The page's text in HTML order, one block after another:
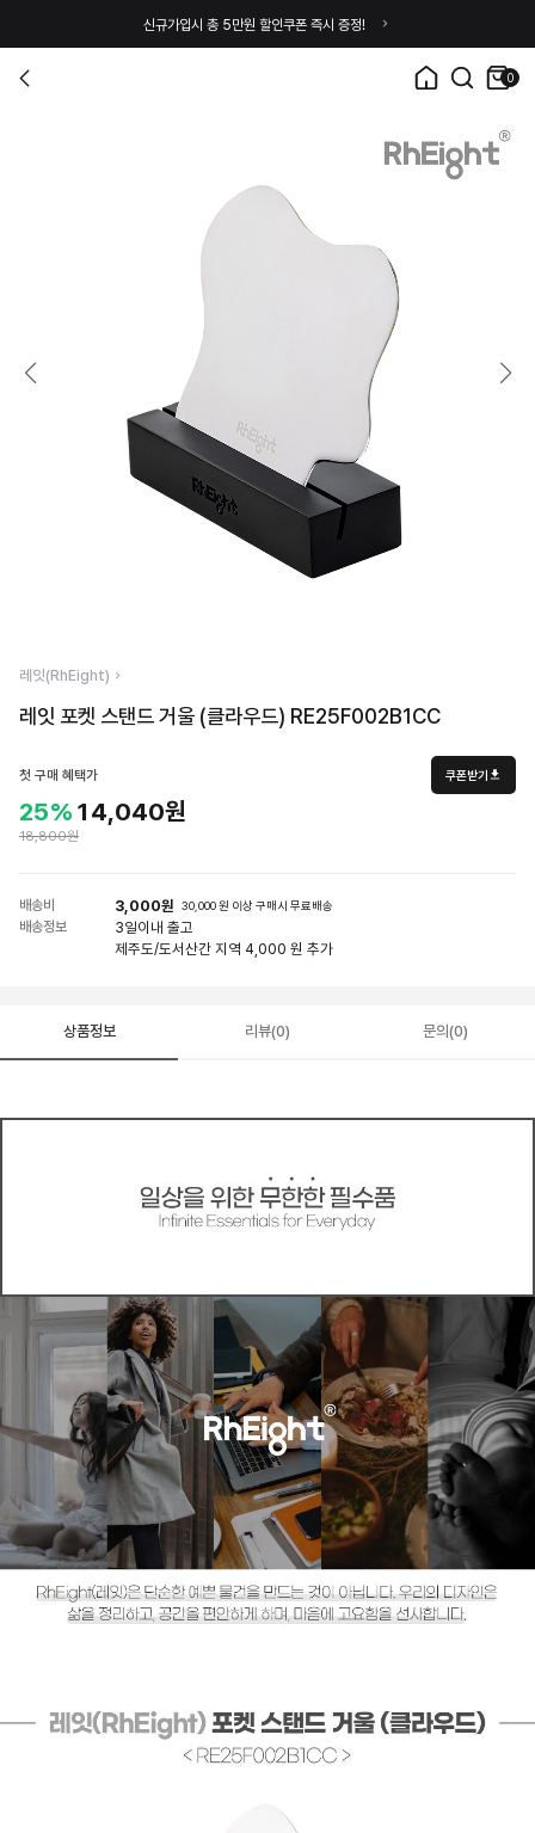
신규가입시 총 5만원 할인쿠폰 즉시 증정!
0
레잇(RhEight)
레잇 포켓 스탠드 거울 (클라우드) RE25F002B1CC
첫 구매 혜택가 쿠폰받기
25% 14,040원
18,800원
배송비 3,000원 30,000 원 이상 구매시 무료배송
배송정보 3일이내 출고
제주도/도서산간 지역 4,000 원 추가
상품정보 리뷰(0) 문의(0)